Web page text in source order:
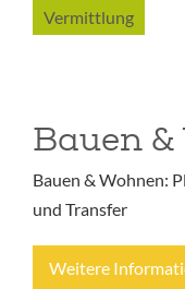
Vermittlung
Bauen
Bauen & Wohnen:
und Transfer
Weitere